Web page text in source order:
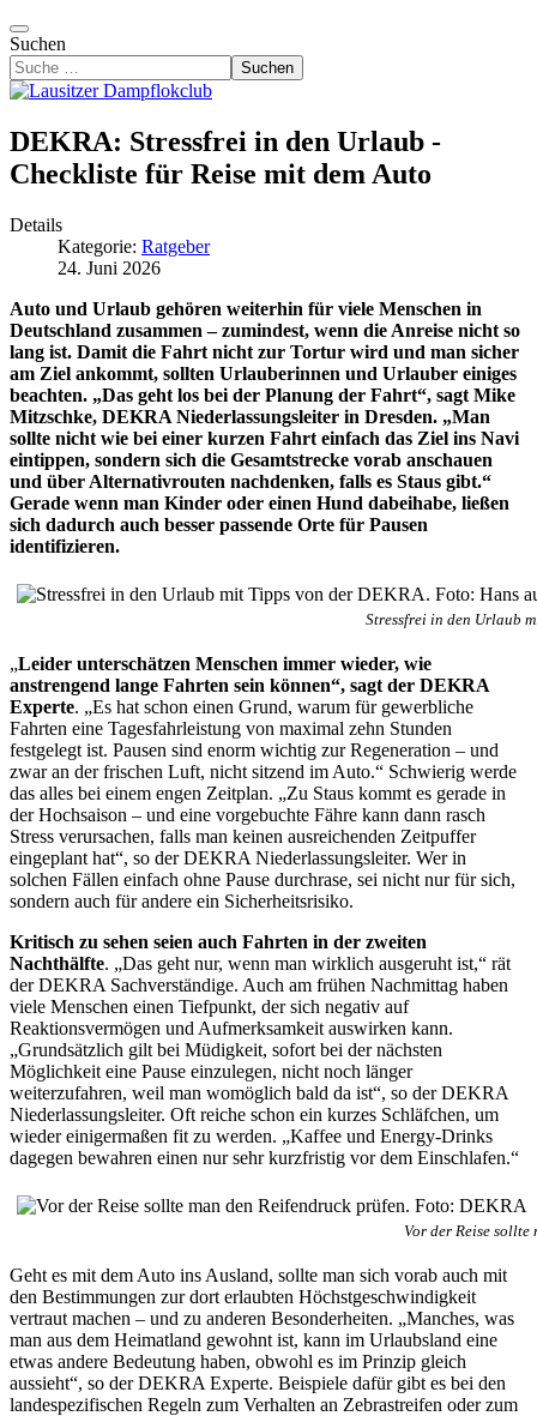
Suchen
Suchen
DEKRA: Stressfrei in den Urlaub -
Checkliste für Reise mit dem Auto
Details
Kategorie: Ratgeber
24. Juni 2026
Auto und Urlaub gehören weiterhin für viele Menschen in
Deutschland zusammen – zumindest, wenn die Anreise nicht so
lang ist. Damit die Fahrt nicht zur Tortur wird und man sicher
am Ziel ankommt, sollten Urlauberinnen und Urlauber einiges
beachten. „Das geht los bei der Planung der Fahrt“, sagt Mike
Mitzschke, DEKRA Niederlassungsleiter in Dresden. „Man
sollte nicht wie bei einer kurzen Fahrt einfach das Ziel ins Navi
eintippen, sondern sich die Gesamtstrecke vorab anschauen
und über Alternativrouten nachdenken, falls es Staus gibt.“
Gerade wenn man Kinder oder einen Hund dabeihabe, ließen
sich dadurch auch besser passende Orte für Pausen
identifizieren.
Stressfrei in den Urlaub
„Leider unterschätzen Menschen immer wieder, wie
anstrengend lange Fahrten sein können“, sagt der DEKRA
Experte. „Es hat schon einen Grund, warum für gewerbliche
Fahrten eine Tagesfahrleistung von maximal zehn Stunden
festgelegt ist. Pausen sind enorm wichtig zur Regeneration – und
zwar an der frischen Luft, nicht sitzend im Auto.“ Schwierig werde
das alles bei einem engen Zeitplan. „Zu Staus kommt es gerade in
der Hochsaison – und eine vorgebuchte Fähre kann dann rasch
Stress verursachen, falls man keinen ausreichenden Zeitpuffer
eingeplant hat“, so der DEKRA Niederlassungsleiter. Wer in
solchen Fällen einfach ohne Pause durchrase, sei nicht nur für sich,
sondern auch für andere ein Sicherheitsrisiko.
Kritisch zu sehen seien auch Fahrten in der zweiten
Nachthälfte. „Das geht nur, wenn man wirklich ausgeruht ist,“ rät
der DEKRA Sachverständige. Auch am frühen Nachmittag haben
viele Menschen einen Tiefpunkt, der sich negativ auf
Reaktionsvermögen und Aufmerksamkeit auswirken kann.
„Grundsätzlich gilt bei Müdigkeit, sofort bei der nächsten
Möglichkeit eine Pause einzulegen, nicht noch länger
weiterzufahren, weil man womöglich bald da ist“, so der DEKRA
Niederlassungsleiter. Oft reiche schon ein kurzes Schläfchen, um
wieder einigermaßen fit zu werden. „Kaffee und Energy-Drinks
dagegen bewahren einen nur sehr kurzfristig vor dem Einschlafen.“
Vor der Reise sollte
Geht es mit dem Auto ins Ausland, sollte man sich vorab auch mit
den Bestimmungen zur dort erlaubten Höchstgeschwindigkeit
vertraut machen – und zu anderen Besonderheiten. „Manches, was
man aus dem Heimatland gewohnt ist, kann im Urlaubsland eine
etwas andere Bedeutung haben, obwohl es im Prinzip gleich
aussieht“, so der DEKRA Experte. Beispiele dafür gibt es bei den
landespezifischen Regeln zum Verhalten an Zebrastreifen oder zum